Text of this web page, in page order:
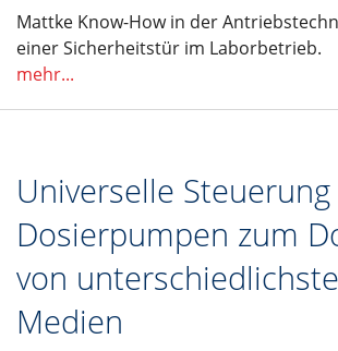
Mattke Know-How in der
einer Sicherheitstür im Laborbetrieb.
mehr...
Universelle
Dosierpumpen zum
von
Medien